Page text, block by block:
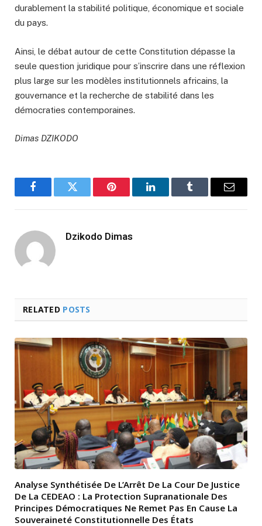
durablement la stabilité politique, économique et sociale
du pays.
Ainsi, le débat autour de cette Constitution dépasse la
seule question juridique pour s’inscrire dans une réflexion
plus large sur les modèles institutionnels africains, la
gouvernance et la recherche de stabilité dans les
démocraties contemporaines.
Dimas DZIKODO
FacebookTwitter Pinterest LinkedInTumblr Email
Dzikodo Dimas
RELATED POSTS
Analyse Synthétisée De L’Arrêt De La Cour De Justice
De La CEDEAO : La Protection Supranationale Des
Principes Démocratiques Ne Remet Pas En Cause La
Souveraineté Constitutionnelle Des États